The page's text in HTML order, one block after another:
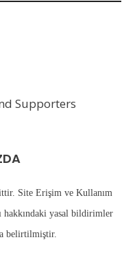
Site Erişim ve Kullanım
hakkındaki yasal bildirimler
belirtilmiştir.